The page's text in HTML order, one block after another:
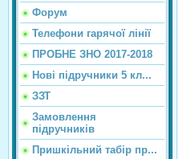
Форум
Телефони гарячої лінії
ПРОБНЕ ЗНО 2017-2018
Нові підручники 5 кл...
ЗЗТ
Замовлення
підручників
Пришкільний табір пр...